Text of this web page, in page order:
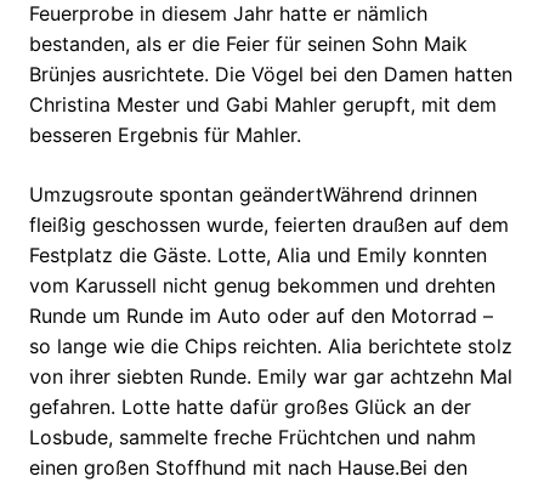
Feuerprobe in diesem Jahr hatte er nämlich
bestanden, als er die Feier für seinen Sohn Maik
Brünjes ausrichtete. Die Vögel bei den Damen hatten
Christina Mester und Gabi Mahler gerupft, mit dem
besseren Ergebnis für Mahler.
Umzugsroute spontan geändertWährend drinnen
fleißig geschossen wurde, feierten draußen auf dem
Festplatz die Gäste. Lotte, Alia und Emily konnten
vom Karussell nicht genug bekommen und drehten
Runde um Runde im Auto oder auf den Motorrad –
so lange wie die Chips reichten. Alia berichtete stolz
von ihrer siebten Runde. Emily war gar achtzehn Mal
gefahren. Lotte hatte dafür großes Glück an der
Losbude, sammelte freche Früchtchen und nahm
einen großen Stoffhund mit nach Hause.Bei den